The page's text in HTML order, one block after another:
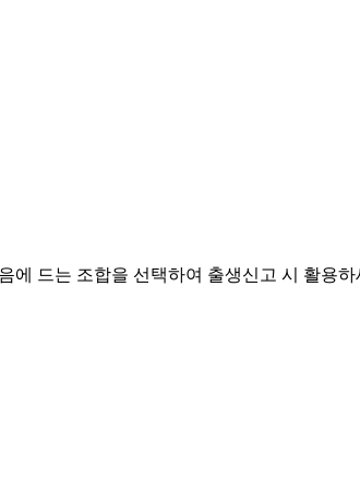
에 드는 조합을 선택하여 출생신고 시 활용하